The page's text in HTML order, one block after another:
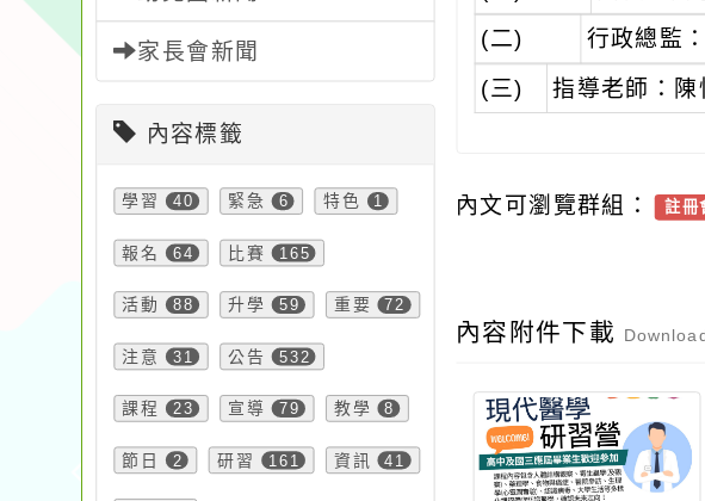
家長會新聞
內容標籤
學習 40 緊急 6 特色 1
報名 64 比賽 165
活動 88 升學 59 重要 72
注意 31 公告 532
課程 23 宣導 79 教學 8
節日 2 研習 161 資訊 41
(二)
行政總監
(三) 指導老師：
內文可瀏覽群組： 註冊
內容附件下載